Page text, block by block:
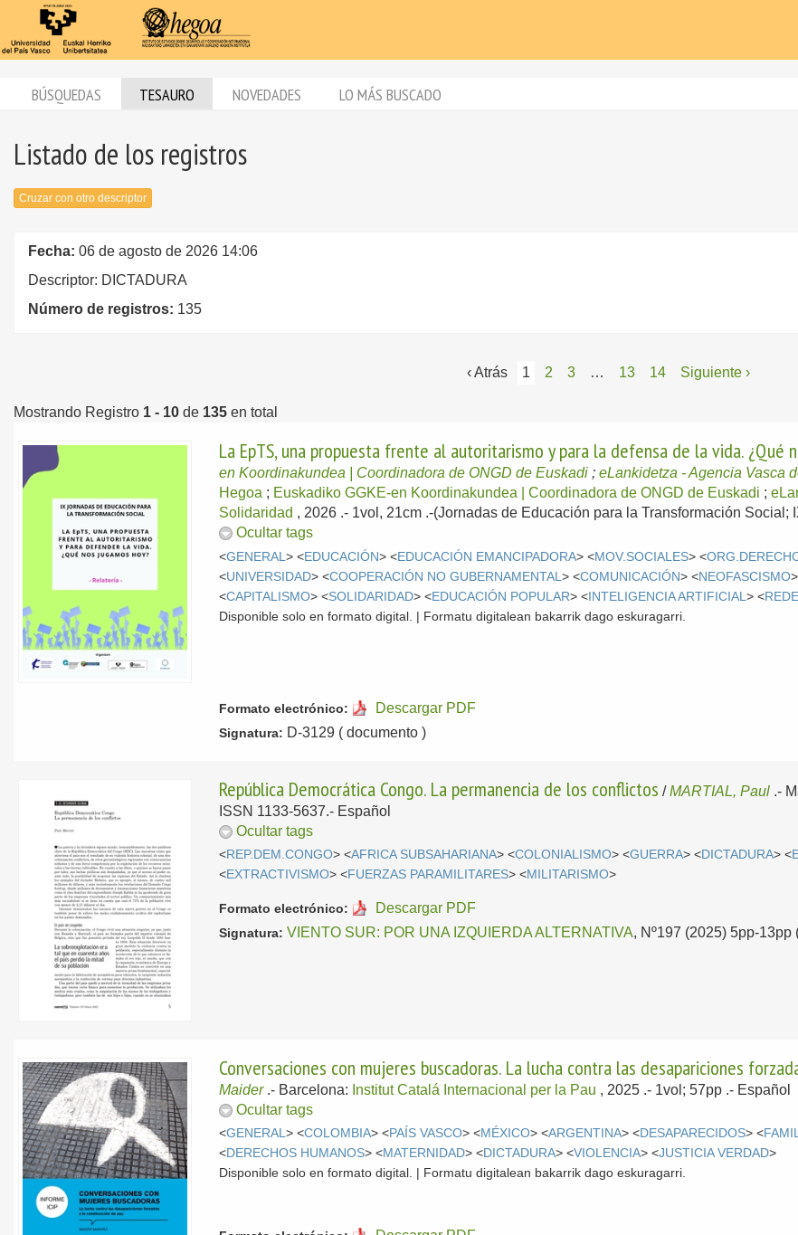
BÚSQUEDAS TESAURO NOVEDADES LO MÁS BUSCADO
Listado de los registros
Cruzar con otro descriptor
Fecha: 06 de agosto de 2026 14:06
Descriptor: DICTADURA
Número de registros: 135
‹ Atrás 1 2 3 … 13 14 Siguiente ›
Mostrando Registro 1 - 10 de 135 en total
La EpTS, una propuesta frente al autoritarismo y para la defensa de la vida. ¿Qué
en Koordinakundea | Coordinadora de ONGD de Euskadi ;eLankidetza - Agencia Vasca
Hegoa ; Euskadiko GGKE-en Koordinakundea | Coordinadora de ONGD de Euskadi ;
Solidaridad , 2026 .- 1vol, 21cm .-(Jornadas de Educación para la Transformación Social;
Ocultar tags
<GENERAL> <EDUCACIÓN> <EDUCACIÓN EMANCIPADORA> <MOV.SOCIALES> <
<UNIVERSIDAD> <COOPERACIÓN NO GUBERNAMENTAL> <COMUNICACIÓN> <NEOFASCISMO
<CAPITALISMO> <SOLIDARIDAD> <EDUCACIÓN POPULAR> <INTELIGENCIA ARTIFICIAL> <
Disponible solo en formato digital. | Formatu digitalean bakarrik dago eskuragarri.
Formato electrónico: Descargar PDF
Signatura: D-3129 ( documento )
República Democrática Congo. La permanencia de los conflictos /MARTIAL, Paul .-
ISSN 1133-5637.- Español
Ocultar tags
<REP.DEM.CONGO> <AFRICA SUBSAHARIANA> <COLONIALISMO> <GUERRA> <DICTADURA> <
<EXTRACTIVISMO> <FUERZAS PARAMILITARES> <MILITARISMO>
Formato electrónico: Descargar PDF
Signatura: VIENTO SUR: POR UNA IZQUIERDA ALTERNATIVA, Nº197 (2025) 5pp-13pp
Conversaciones con mujeres buscadoras. La lucha contra las desapariciones
Maider .- Barcelona: Institut Catalá Internacional per la Pau , 2025 .- 1vol; 57pp .- Español
Ocultar tags
<GENERAL> <COLOMBIA> <PAÍS VASCO> <MÉXICO> <ARGENTINA> <DESAPARECIDOS> <
<DERECHOS HUMANOS> <MATERNIDAD> <DICTADURA> <VIOLENCIA> <JUSTICIA VERDAD>
Disponible solo en formato digital. | Formatu digitalean bakarrik dago eskuragarri.